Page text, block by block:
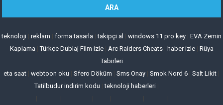
teknoloji reklam forma tasarla |takipçi al windows 11 pro key EVA Zemin
Kaplama |Türkçe Dublaj Film izle| Arc Raiders Cheats| haber izle| Rüya
Tabirleri
eta saat webtoon oku Sfero Döküm Sms Onay Smok Nord 6 Salt Likit
Tatilbudur indirim kodu |teknoloji haberleri|